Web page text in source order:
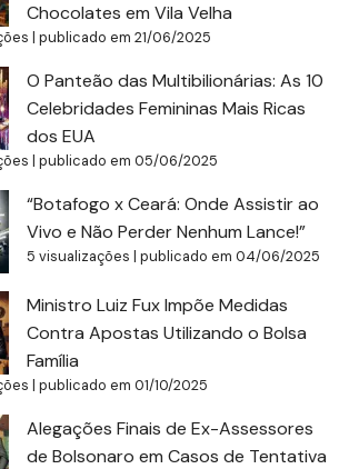
Chocolates em Vila Velha
|publicado em 21/06/2025
O Panteão das Multibilionárias: As 10
Celebridades Femininas Mais Ricas
dos EUA
|publicado em 05/06/2025
“Botafogo x Ceará: Onde Assistir ao
Vivo e Não Perder Nenhum Lance!”
5 visualizações |publicado em 04/06/2025
Ministro Luiz Fux Impõe Medidas
Contra Apostas Utilizando o Bolsa
Família
|publicado em 01/10/2025
Alegações Finais de Ex-Assessores
de Bolsonaro em Casos de Tentativa